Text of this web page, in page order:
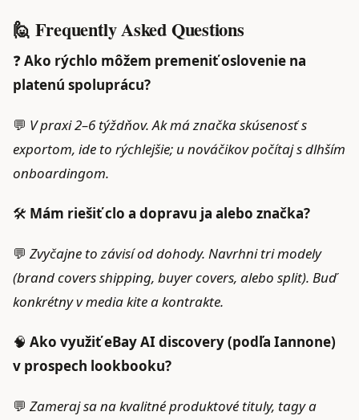
🙋 Frequently Asked Questions
❓Ako rýchlo môžem premeniť oslovenie na
platenú spoluprácu?
💬 V praxi 2–6 týždňov. Ak má značka skúsenosť s
exportom, ide to rýchlejšie; u nováčikov počítaj s dlhším
onboardingom.
🛠️ Mám riešiť clo a dopravu ja alebo značka?
💬 Zvyčajne to závisí od dohody. Navrhni tri modely
(brand covers shipping, buyer covers, alebo split). Buď
konkrétny v media kite a kontrakte.
🧠 Ako využiť eBay AI discovery (podľa Iannone)
v prospech lookbooku?
💬 Zameraj sa na kvalitné produktové tituly, tagy a